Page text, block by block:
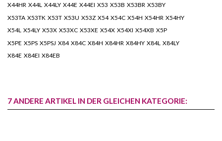
X44HR X44L X44LY X44E X44EI X53 X53B X53BR X53BY
X53TA X53TK X53T X53U X53Z X54 X54C X54H X54HR X54HY
X54L X54LY X53X X53XC X53XE X54X X54XI X54XB X5P
X5PE X5PS X5PSJ X84 X84C X84H X84HR X84HY X84L X84LY
X84E X84EI X84EB
7 ANDERE ARTIKEL IN DER GLEICHEN KATEGORIE: